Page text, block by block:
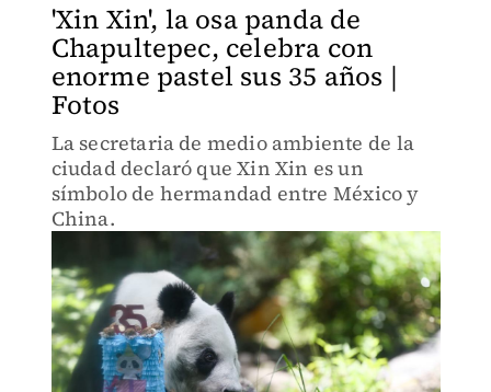
'Xin Xin', la osa panda de
Chapultepec, celebra con
enorme pastel sus 35 años |
Fotos
La secretaria de medio ambiente de la
ciudad declaró que Xin Xin es un
símbolo de hermandad entre México y
China.